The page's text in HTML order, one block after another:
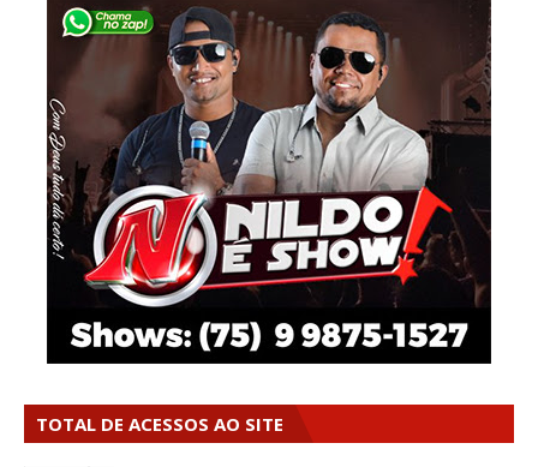
TOTAL DE ACESSOS AO SITE